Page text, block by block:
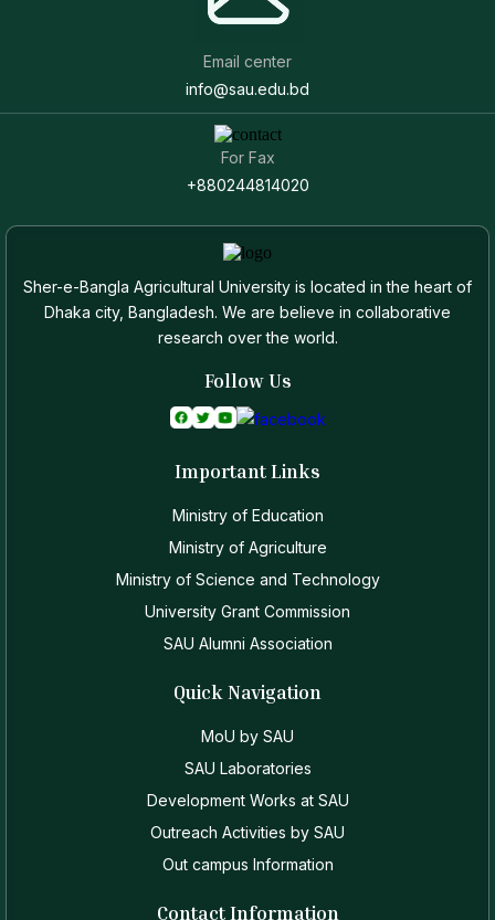
Email center
info@sau.edu.bd
For Fax
+880244814020
Sher-e-Bangla Agricultural University is located in the heart of
Dhaka city, Bangladesh. We are believe in collaborative
research over the world.
Follow Us
Important Links
Ministry of Education
Ministry of Agriculture
Ministry of Science and Technology
University Grant Commission
SAU Alumni Association
Quick Navigation
MoU by SAU
SAU Laboratories
Development Works at SAU
Outreach Activities by SAU
Out campus Information
Contact Information